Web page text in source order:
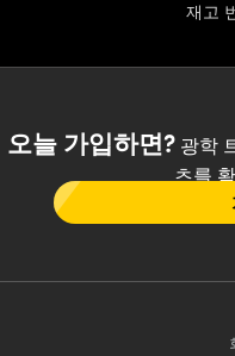
재고
오늘 가입하면?광학
츠를